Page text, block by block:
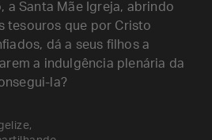
a Santa Mãe Igreja, abrindo
tesouros que por Cristo
dá a seus filhos a
a indulgência plenária da
la?